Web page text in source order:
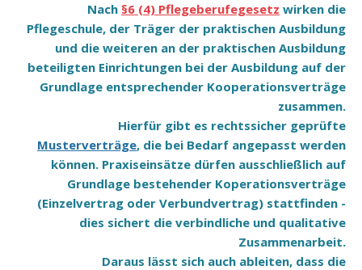
Nach §6 (4) Pflegeberufegesetz wirken die
Pflegeschule, der Träger der praktischen Ausbildung
und die weiteren an der praktischen Ausbildung
beteiligten Einrichtungen bei der Ausbildung auf der
Grundlage entsprechender Kooperationsverträge
zusammen.
Hierfür gibt es rechtssicher geprüfte
Musterverträge, die bei Bedarf angepasst werden
können. Praxiseinsätze dürfen ausschließlich auf
Grundlage bestehender Koperationsverträge
(Einzelvertrag oder Verbundvertrag) stattfinden -
dies sichert die verbindliche und qualitative
Zusammenarbeit.
Daraus lässt sich auch ableiten, dass die